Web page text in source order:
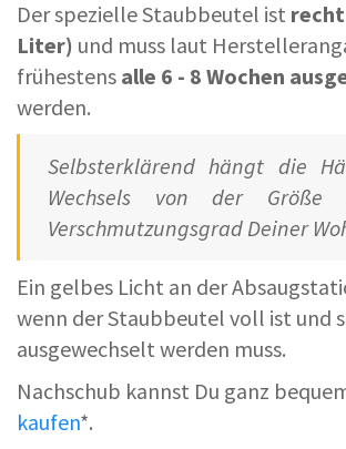
Der spezielle Staubbeutel ist
Liter) und muss laut
frühestens alle 6 - 8 Wochen
werden.
Selbsterklärend hängt die
Wechsels von der Größe
Verschmutzungsgrad Deiner
Ein gelbes Licht an der
wenn der Staubbeutel voll ist und
ausgewechselt werden muss.
Nachschub kannst Du ganz
kaufen*.